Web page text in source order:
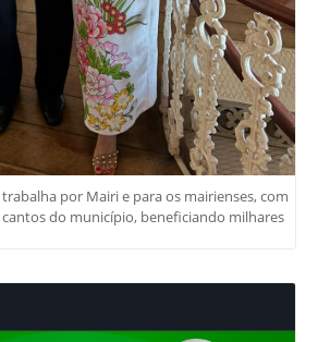
por Mairi e para os mairienses, com
do município, beneficiando milhares